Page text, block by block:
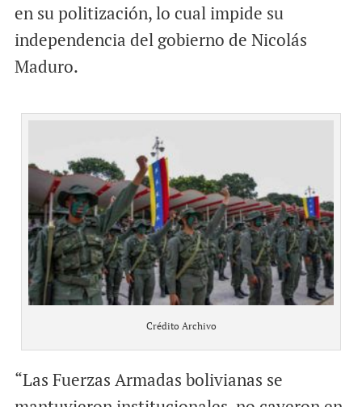
en su politización, lo cual impide su
independencia del gobierno de Nicolás
Maduro.
Crédito Archivo
“Las Fuerzas Armadas bolivianas se